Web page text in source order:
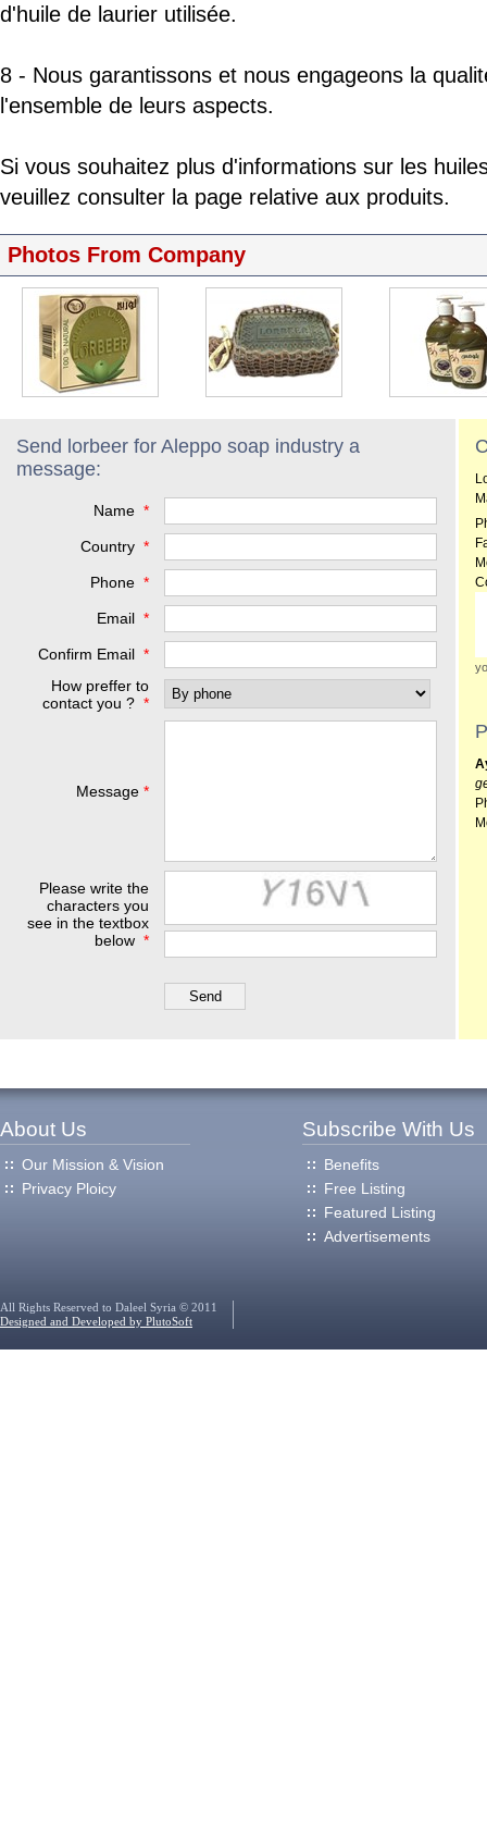
d'huile de laurier utilisée.
8 - Nous garantissons et nous engageons la
l'ensemble de leurs aspects.
Si vous souhaitez plus d'informations sur les
veuillez consulter la page relative aux produits.
Photos From Company
Send lorbeer for Aleppo soap industry a
message:
Name *
Country *
Phone *
Email *
Confirm Email *
How preffer to
contact you ? *
Message *
Please write the
characters you
see in the textbox
below *
About Us
Our Mission & Vision
Privacy Ploicy
Subscribe With Us
Benefits
Free Listing
Featured Listing
Advertisements
All Rights Reserved to Daleel Syria © 2011
Designed and Developed by PlutoSoft